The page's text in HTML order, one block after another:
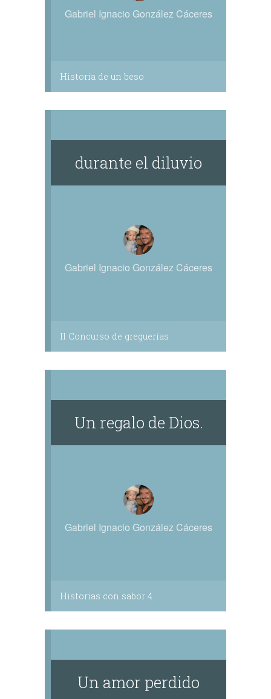
Gabriel Ignacio González Cáceres
Historia de un beso
durante el diluvio
Gabriel Ignacio González Cáceres
II Concurso de greguerías
Un regalo de Dios.
Gabriel Ignacio González Cáceres
Historias con sabor 4
Un amor perdido